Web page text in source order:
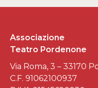
Associazione
Teatro Pordenone
Via Roma, 3 – 33170
C.F. 91062100937